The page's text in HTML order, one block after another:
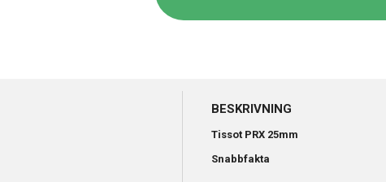
BESKRIVNING
Tissot PRX 25mm
Snabbfakta